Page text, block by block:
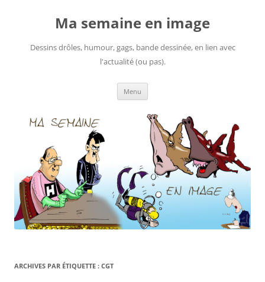
Ma semaine en image
Dessins drôles, humour, gags, bande dessinée, en lien avec
l'actualité (ou pas).
Menu
ARCHIVES PAR ÉTIQUETTE : CGT